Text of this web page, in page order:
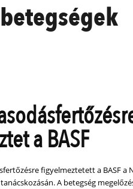
a BASF
figyelmeztetett a BASF a
A betegség